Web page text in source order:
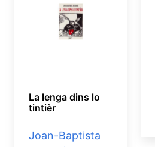
La lenga dins lo
tintièr
Joan-Baptista